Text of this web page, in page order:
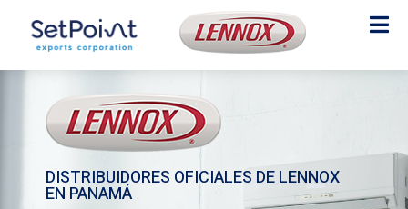
DISTRIBUIDORES OFICIALES DE LENNOX
EN PANAMÁ